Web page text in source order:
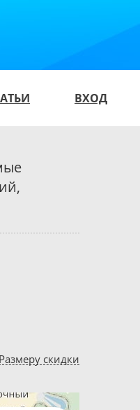
ВХОД
Размеру скидки